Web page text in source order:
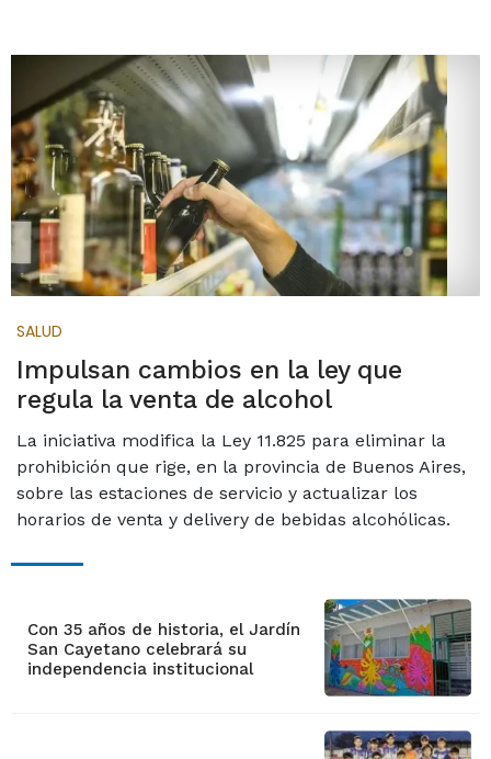
SALUD
Impulsan cambios en la ley que
regula la venta de alcohol
La iniciativa modifica la Ley 11.825 para eliminar la
prohibición que rige, en la provincia de Buenos Aires,
sobre las estaciones de servicio y actualizar los
horarios de venta y delivery de bebidas alcohólicas.
Con 35 años de historia, el Jardín
San Cayetano celebrará su
independencia institucional